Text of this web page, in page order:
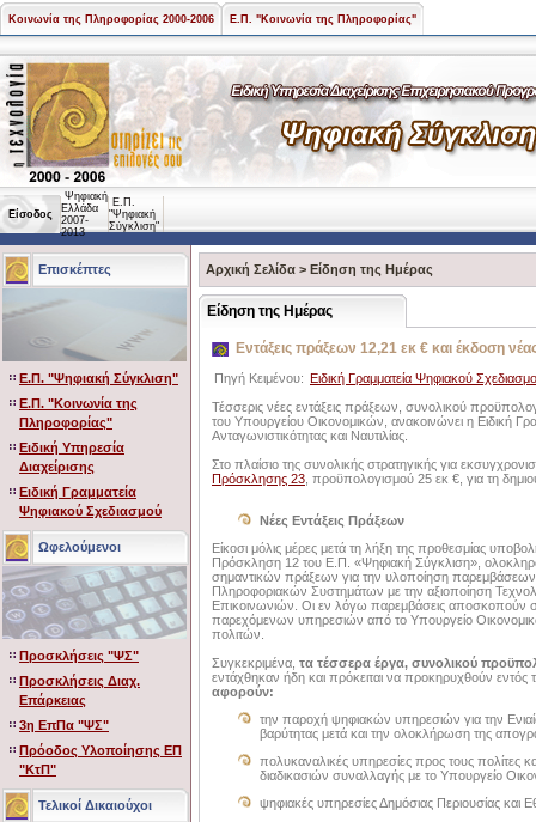
Κοινωνία της Πληροφορίας 2000-2006 Ε.Π. "Κοινωνία της Πληροφορίας"
Είσοδος
Ψηφιακή
Ελλάδα
2007-
2013
Ε.Π.
"Ψηφιακή
Σύγκλιση"
Επισκέπτες
Ε.Π. "Ψηφιακή Σύγκλιση"
Ε.Π. "Κοινωνία της
Πληροφορίας"
Ειδική Υπηρεσία
Διαχείρισης
Ειδική Γραμματεία
Ψηφιακού Σχεδιασμού
Ωφελούμενοι
Προσκλήσεις "ΨΣ"
Προσκλήσεις Διαχ.
Επάρκειας
3η ΕπΠα "ΨΣ"
Πρόοδος Υλοποίησης ΕΠ
"ΚτΠ"
Τελικοί Δικαιούχοι
Αρχική Σελίδα > Είδηση της Ημέρας
Είδηση της Ημέρας
Eντάξεις πράξεων 12,21 εκ € και έκδοση
Πηγή Κειμένου: Ειδική Γραμματεία Ψηφιακού
Τέσσερις νέες εντάξεις πράξεων, συνολικού
του Υπουργείου Οικονομικών, ανακοινώνει η Ειδική
Ανταγωνιστικότητας και Ναυτιλίας.
Στο πλαίσιο της συνολικής στρατηγικής για
Πρόσκλησης 23 , προϋπολογισμού 25 εκ €, για τη
Νέες Εντάξεις Πράξεων
Είκοσι μόλις μέρες μετά τη λήξη της προθεσμίας
Πρόσκληση 12 του Ε.Π. «Ψηφιακή Σύγκλιση»,
σημαντικών πράξεων για την υλοποίηση παρεμβάσεων
Πληροφοριακών Συστημάτων με την αξιοποίηση
Επικοινωνιών. Οι εν λόγω παρεμβάσεις αποσκοπούν
παρεχόμενων υπηρεσιών από το Υπουργείο
πολιτών.
Συγκεκριμένα, τα τέσσερα έργα, συνολικού
εντάχθηκαν ήδη και πρόκειται να προκηρυχθούν εντός
αφορούν:
την παροχή ψηφιακών υπηρεσιών για την
βαρύτητας μετά και την ολοκλήρωση της
πολυκαναλικές υπηρεσίες προς τους πολίτες
διαδικασιών συναλλαγής με το Υπουργείο
ψηφιακές υπηρεσίες Δημόσιας Περιουσίας και